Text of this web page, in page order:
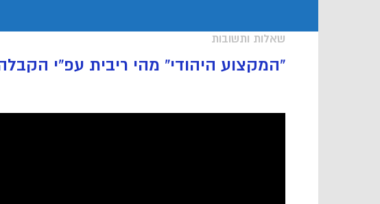
שאלות ותשובות
”המקצוע היהודי” מהי ריבית עפ”י